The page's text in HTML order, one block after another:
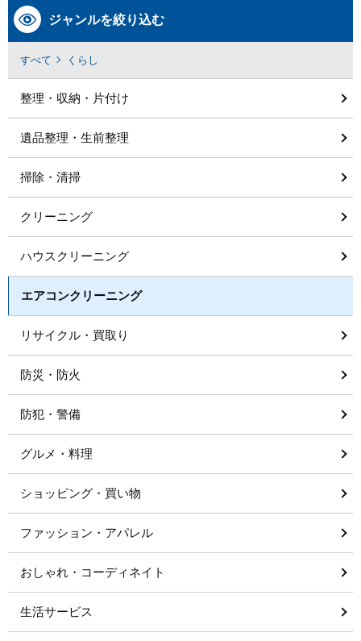
ジャンルを絞り込む
すべて くらし
整理・収納・片付け
遺品整理・生前整理
掃除・清掃
クリーニング
ハウスクリーニング
エアコンクリーニング
リサイクル・買取り
防災・防火
防犯・警備
グルメ・料理
ショッピング・買い物
ファッション・アパレル
おしゃれ・コーディネイト
生活サービス